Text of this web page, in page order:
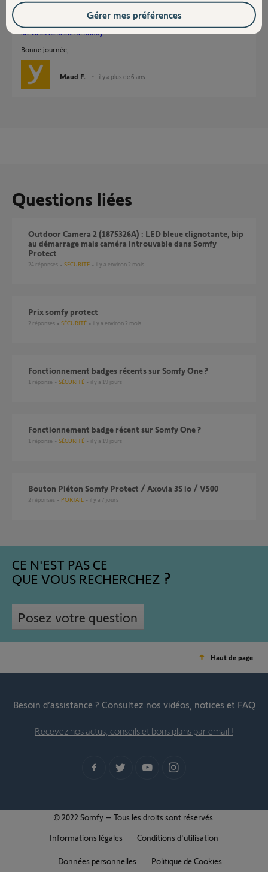
suffit de prendre l'abonnement sur une caméra et de payer un
supplément pour chaque caméra supplémentaire.
Services de sécurité Somfy
Bonne journée,
Maud F. il y a plus de 6 ans
Questions liées
Outdoor Camera 2 (1875326A) : LED bleue clignotante, bip
au démarrage mais caméra introuvable dans Somfy
Protect
24 réponses SÉCURITÉ il y a environ 2 mois
Prix somfy protect
2 réponses SÉCURITÉ il y a environ 2 mois
Fonctionnement badges récents sur Somfy One ?
1 réponse SÉCURITÉ il y a 19 jours
Fonctionnement badge récent sur Somfy One ?
1 réponse SÉCURITÉ il y a 19 jours
Bouton Piéton Somfy Protect / Axovia 3S io / V500
2 réponses PORTAIL il y a 7 jours
CE N'EST PAS CE
QUE VOUS RECHERCHEZ
Posez votre question
Haut de page
Besoin d’assistance ? Consultez nos vidéos, notices et FAQ
Recevez nos actus, conseils et bons plans par email !
© 2022 Somfy – Tous les droits sont réservés.
Informations légales
Conditions d'utilisation
Données personnelles Politique de Cookies
Gérer mes préférences